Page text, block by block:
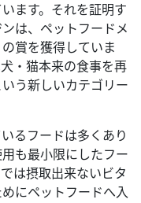
ます。それを証明す
は、ペットフードメ
賞を獲得していま
・猫本来の食事を再
う新しいカテゴリー
るフードは多くあり
も最小限にしたフー
は摂取出来ないビタ
にペットフードへ入